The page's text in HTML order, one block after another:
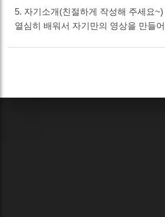
5. 자기소개(친절하게 작성해 주세요~)
열심히 배워서 자기만의 영상을 만들